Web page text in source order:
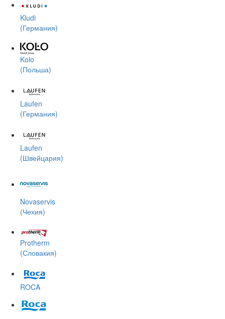
Kludi
(Германия)
Kolo
(Польша)
Laufen
(Германия)
Laufen
(Швейцария)
Novaservis
(Чехия)
Protherm
(Словакия)
ROCA